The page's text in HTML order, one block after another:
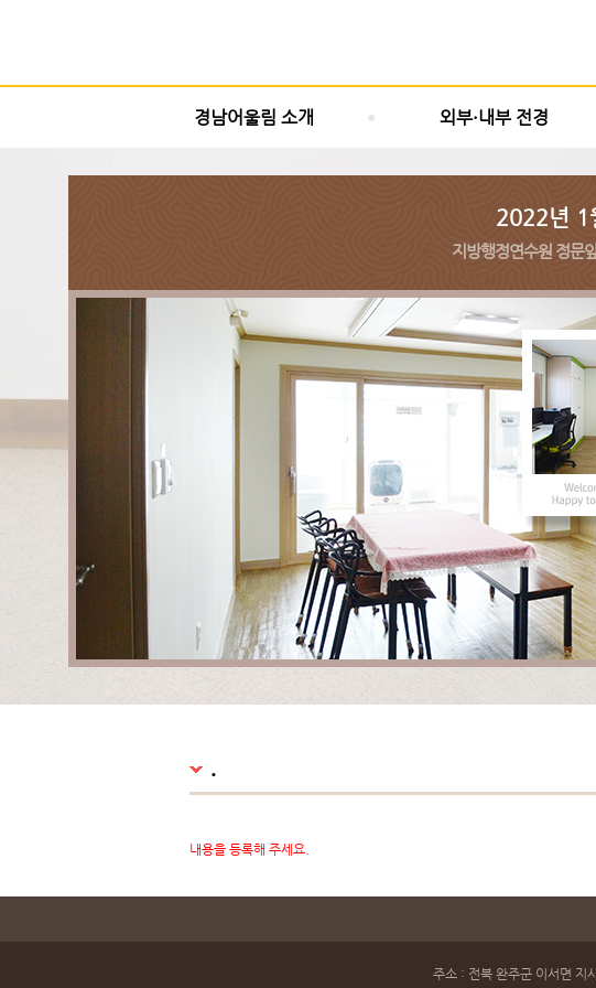
경남어울림 소개 외부·내부 전경
2022년 1
지방행정연수원 정문
.
내용을 등록해 주세요.
주소 : 전북 완주군 이서면